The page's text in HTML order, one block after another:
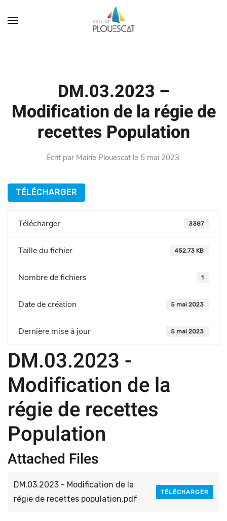
DM.03.2023 –
Modification de la régie de
recettes Population
Écrit par Mairie Plouescat le 5 mai 2023.
TÉLÉCHARGER
Télécharger 3387
Taille du fichier 452.73 KB
Nombre de fichiers 1
Date de création 5 mai 2023
Dernière mise à jour 5 mai 2023
DM.03.2023 -
Modification de la
régie de recettes
Population
Attached Files
DM.03.2023 - Modification de la
régie de recettes population.pdf
TÉLÉCHARGER